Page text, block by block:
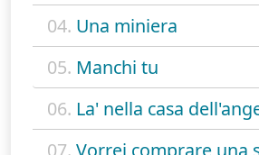
04. Una miniera
05. Manchi tu
06. La' nella casa
07. Vorrei comprare una